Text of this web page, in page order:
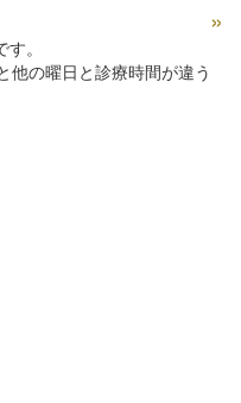
»
。
他の曜日と診療時間が違う